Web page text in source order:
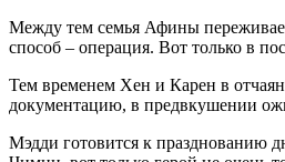
Между тем семья Афины
способ – операция. Вот только в
Тем временем Хен и Карен в
документацию, в предвкушении
Мэдди готовится к празднованию